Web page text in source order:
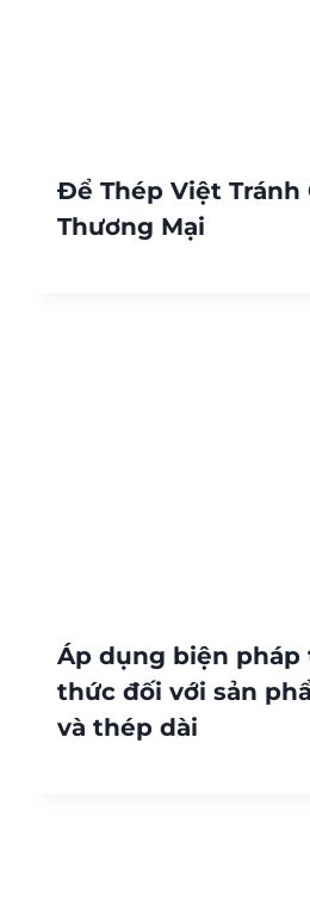
Để Thép Việt Tránh
Thương Mại
Áp dụng biện pháp
thức đối với sản
và thép dài